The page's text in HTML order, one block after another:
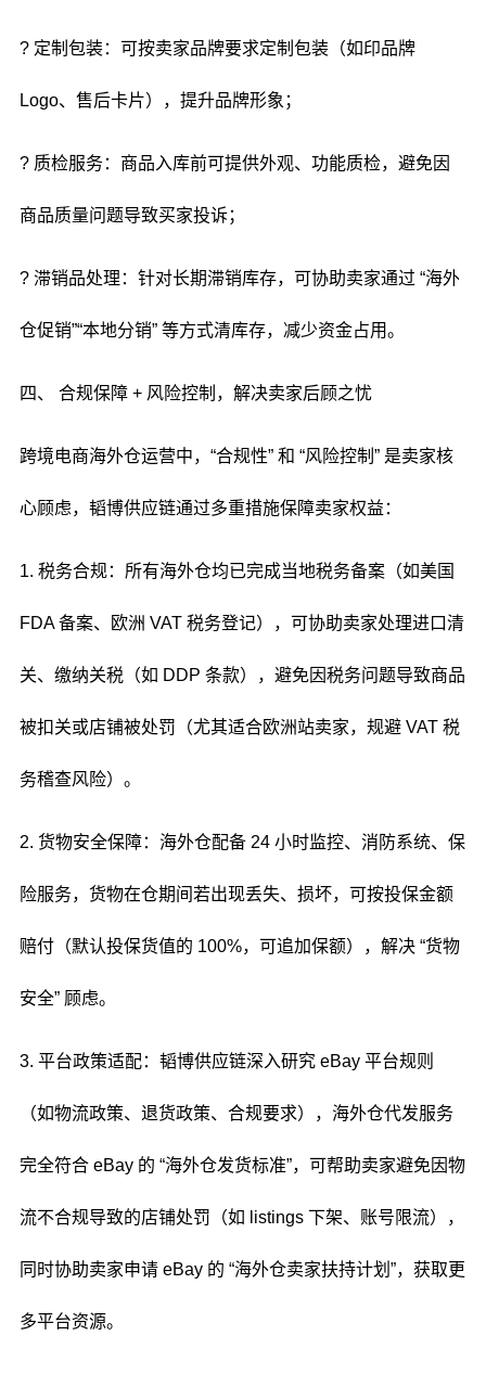
? 定制包装：可按卖家品牌要求定制包装（如印品牌
Logo、售后卡片），提升品牌形象；
? 质检服务：商品入库前可提供外观、功能质检，避免因
商品质量问题导致买家投诉；
? 滞销品处理：针对长期滞销库存，可协助卖家通过 “海外
仓促销”“本地分销” 等方式清库存，减少资金占用。
四、 合规保障 + 风险控制，解决卖家后顾之忧
跨境电商海外仓运营中，“合规性” 和 “风险控制” 是卖家核
心顾虑，韬博供应链通过多重措施保障卖家权益：
1. 税务合规：所有海外仓均已完成当地税务备案（如美国
FDA 备案、欧洲 VAT 税务登记），可协助卖家处理进口清
关、缴纳关税（如 DDP 条款），避免因税务问题导致商品
被扣关或店铺被处罚（尤其适合欧洲站卖家，规避 VAT 税
务稽查风险）。
2. 货物安全保障：海外仓配备 24 小时监控、消防系统、保
险服务，货物在仓期间若出现丢失、损坏，可按投保金额
赔付（默认投保货值的 100%，可追加保额），解决 “货物
安全” 顾虑。
3. 平台政策适配：韬博供应链深入研究 eBay 平台规则
（如物流政策、退货政策、合规要求），海外仓代发服务
完全符合 eBay 的 “海外仓发货标准”，可帮助卖家避免因物
流不合规导致的店铺处罚（如 listings 下架、账号限流），
同时协助卖家申请 eBay 的 “海外仓卖家扶持计划”，获取更
多平台资源。